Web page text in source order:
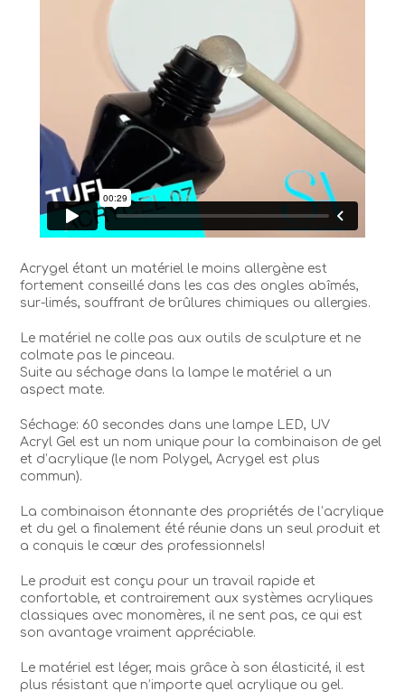
Acrygel étant un matériel le moins allergène est
fortement conseillé dans les cas des ongles abîmés,
sur-limés, souffrant de brûlures chimiques ou allergies.
Le matériel ne colle pas aux outils de sculpture et ne
colmate pas le pinceau.
Suite au séchage dans la lampe le matériel a un
aspect mate.
Séchage: 60 secondes dans une lampe LED, UV
Acryl Gel est un nom unique pour la combinaison de gel
et d’acrylique (le nom Polygel, Acrygel est plus
commun).
La combinaison étonnante des propriétés de l’acrylique
et du gel a finalement été réunie dans un seul produit et
a conquis le cœur des professionnels!
Le produit est conçu pour un travail rapide et
confortable, et contrairement aux systèmes acryliques
classiques avec monomères, il ne sent pas, ce qui est
son avantage vraiment appréciable.
Le matériel est léger, mais grâce à son élasticité, il est
plus résistant que n’importe quel acrylique ou gel.